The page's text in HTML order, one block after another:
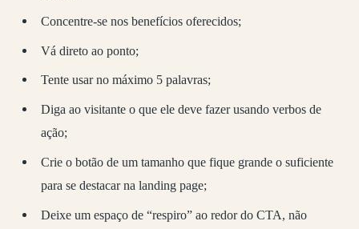
Concentre-se nos benefícios oferecidos;
Vá direto ao ponto;
Tente usar no máximo 5 palavras;
Diga ao visitante o que ele deve fazer usando verbos de
ação;
Crie o botão de um tamanho que fique grande o suficiente
para se destacar na landing page;
Deixe um espaço de “respiro” ao redor do CTA, não